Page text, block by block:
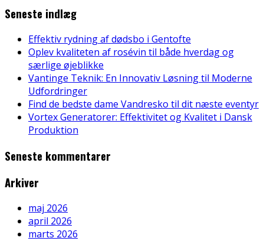
Seneste indlæg
Effektiv rydning af dødsbo i Gentofte
Oplev kvaliteten af rosévin til både hverdag og
særlige øjeblikke
Vantinge Teknik: En Innovativ Løsning til Moderne
Udfordringer
Find de bedste dame Vandresko til dit næste eventyr
Vortex Generatorer: Effektivitet og Kvalitet i Dansk
Produktion
Seneste kommentarer
Arkiver
maj 2026
april 2026
marts 2026